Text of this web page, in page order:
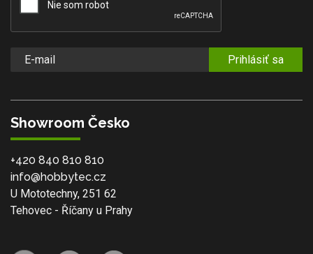
Prihlásiť sa
Showroom Česko
+420 840 810 810
info@hobbytec.cz
U Mototechny, 251 62
Tehovec - Říčany u Prahy